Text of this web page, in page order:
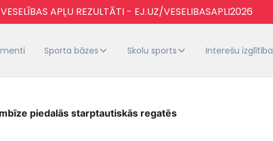
VESELĪBAS APĻU REZULTĀTI - EJ.UZ/VESELIBASAPLI2026
Sporta bāzes Skolu sports Interešu izglītība
piedalās starptautiskās regatēs